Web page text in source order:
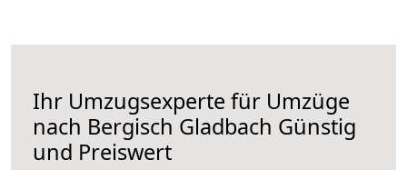
Ihr Umzugsexperte für Umzüge
nach Bergisch Gladbach Günstig
und Preiswert